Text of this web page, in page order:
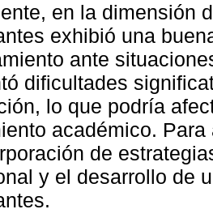
en la dimensión
exhibió una
ante
dificultades
lo que podría
académico.
de
y el desarrollo de